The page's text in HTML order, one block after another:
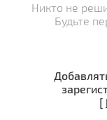
Никто не
Будьте
[